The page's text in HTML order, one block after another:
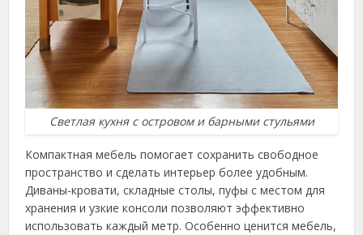
Светлая кухня с островом и барными стульями
Компактная мебель помогает сохранить свободное
пространство и сделать интерьер более удобным.
Диваны-кровати, складные столы, пуфы с местом для
хранения и узкие консоли позволяют эффективно
использовать каждый метр. Особенно ценится мебель,